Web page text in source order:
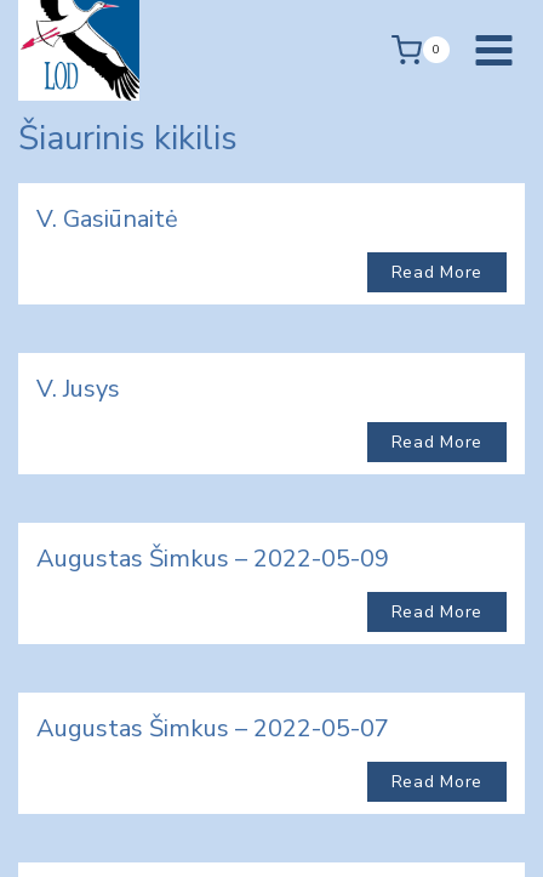
content
0
Šiaurinis kikilis
V. Gasiūnaitė
Read More
V. Jusys
Read More
Augustas Šimkus – 2022-05-09
Read More
Augustas Šimkus – 2022-05-07
Read More